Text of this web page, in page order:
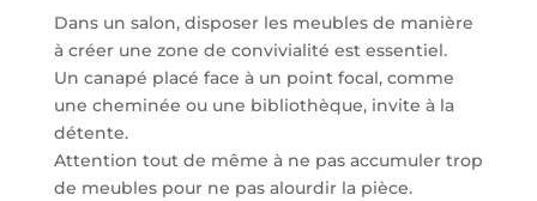
Dans un salon, disposer les meubles de manière
à créer une zone de convivialité est essentiel.
Un canapé placé face à un point focal, comme
une cheminée ou une bibliothèque, invite à la
détente.
Attention tout de même à ne pas accumuler trop
de meubles pour ne pas alourdir la pièce.